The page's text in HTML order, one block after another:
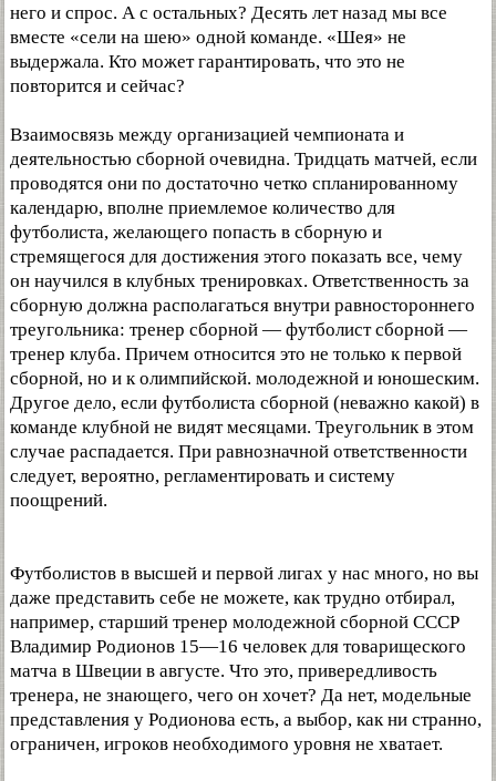
него и спрос. А с остальных? Десять лет назад мы все
вместе «сели на шею» одной команде. «Шея» не
выдержала. Кто может гарантировать, что это не
повторится и сейчас?
Взаимосвязь между организацией чемпионата и
деятельностью сборной очевидна. Тридцать матчей, если
проводятся они по достаточно четко спланированному
календарю, вполне приемлемое количество для
футболиста, желающего попасть в сборную и
стремящегося для достижения этого показать все, чему
он научился в клубных тренировках. Ответственность за
сборную должна располагаться внутри равностороннего
треугольника: тренер сборной — футболист сборной —
тренер клуба. Причем относится это не только к первой
сборной, но и к олимпийской. молодежной и юношеским.
Другое дело, если футболиста сборной (неважно какой) в
команде клубной не видят месяцами. Треугольник в этом
случае распадается. При равнозначной ответственности
следует, вероятно, регламентировать и систему
поощрений.
Футболистов в высшей и первой лигах у нас много, но вы
даже представить себе не можете, как трудно отбирал,
например, старший тренер молодежной сборной СССР
Владимир Родионов 15—16 человек для товарищеского
матча в Швеции в августе. Что это, привередливость
тренера, не знающего, чего он хочет? Да нет, модельные
представления у Родионова есть, а выбор, как ни странно,
ограничен, игроков необходимого уровня не хватает.